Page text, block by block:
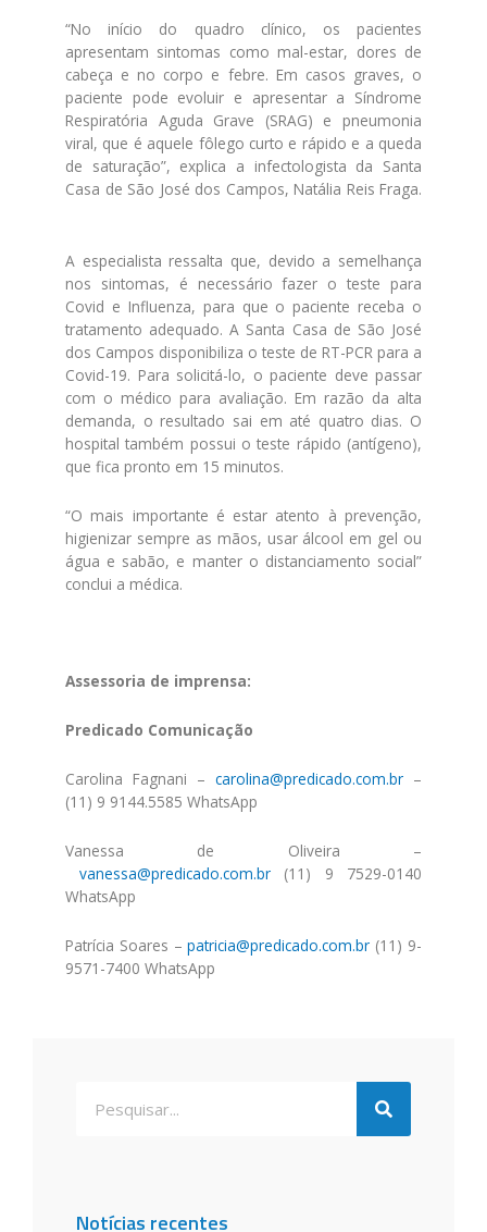
“No início do quadro clínico, os pacientes
apresentam sintomas como mal-estar, dores de
cabeça e no corpo e febre. Em casos graves, o
paciente pode evoluir e apresentar a Síndrome
Respiratória Aguda Grave (SRAG) e pneumonia
viral, que é aquele fôlego curto e rápido e a queda
de saturação”, explica a infectologista da Santa
Casa de São José dos Campos, Natália Reis Fraga.
A especialista ressalta que, devido a semelhança
nos sintomas, é necessário fazer o teste para
Covid e Influenza, para que o paciente receba o
tratamento adequado. A Santa Casa de São José
dos Campos disponibiliza o teste de RT-PCR para a
Covid-19. Para solicitá-lo, o paciente deve passar
com o médico para avaliação. Em razão da alta
demanda, o resultado sai em até quatro dias. O
hospital também possui o teste rápido (antígeno),
que fica pronto em 15 minutos.
“O mais importante é estar atento à prevenção,
higienizar sempre as mãos, usar álcool em gel ou
água e sabão, e manter o distanciamento social”
conclui a médica.
Assessoria de imprensa:
Predicado Comunicação
Carolina Fagnani – carolina@predicado.com.br –
(11) 9 9144.5585 WhatsApp
Vanessa de Oliveira –
vanessa@predicado.com.br(11) 9 7529-0140
WhatsApp
Patrícia Soares –patricia@predicado.com.br (11) 9-
9571-7400 WhatsApp
Notícias recentes